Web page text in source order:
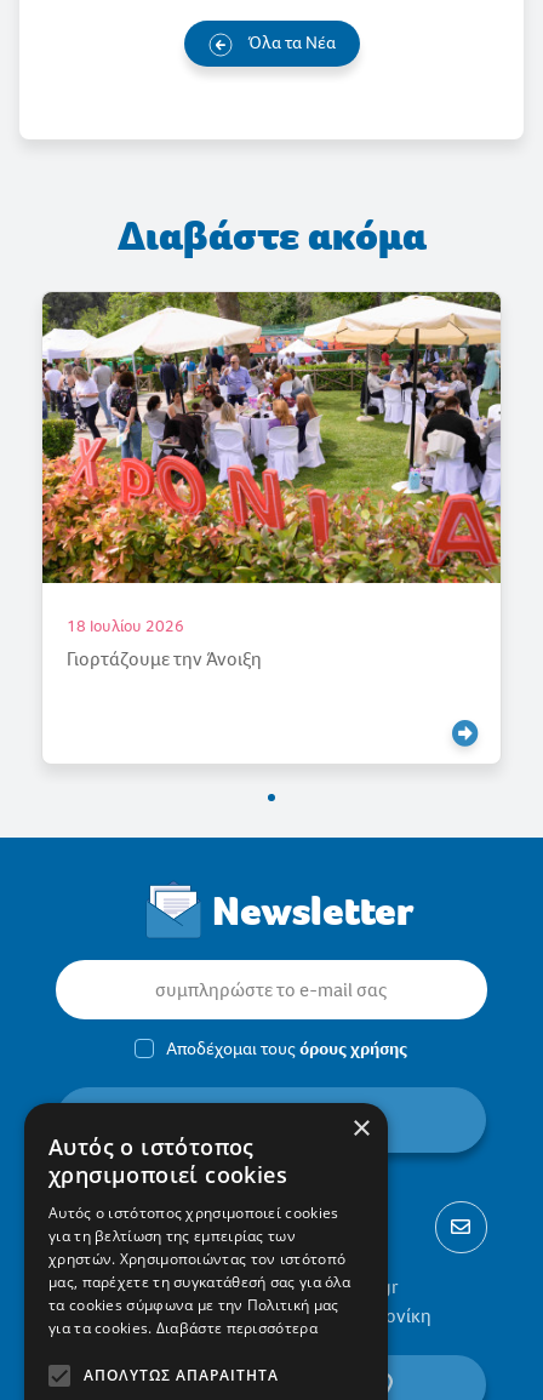
Όλα τα Νέα
Διαβάστε ακόμα
18 Ιουλίου 2026
Γιορτάζουμε την Άνοιξη
Newsletter
Αποδέχομαι τουςόρους χρήσης
2310 300002
info@protypa.gr
Ελαιώνες Πυλαίας, 555 36, Θεσσαλονίκη
βρείτε μας στον χάρτη
×
Αυτός ο ιστότοπος
χρησιμοποιεί cookies
Αυτός ο ιστότοπος χρησιμοποιεί cookies
για τη βελτίωση της εμπειρίας των
χρηστών. Χρησιμοποιώντας τον ιστότοπό
μας, παρέχετε τη συγκατάθεσή σας για όλα
τα cookies σύμφωνα με την Πολιτική μας
για τα cookies. Διαβάστε περισσότερα
ΑΠΟΛΎΤΩΣ ΑΠΑΡΑΊΤΗΤΑ